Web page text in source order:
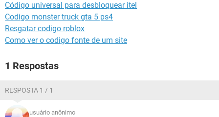
Código universal para desbloquear itel
Codigo monster truck gta 5 ps4
Resgatar codigo roblox
Como ver o codigo fonte de um site
1 Respostas
RESPOSTA 1 / 1
usuário anônimo